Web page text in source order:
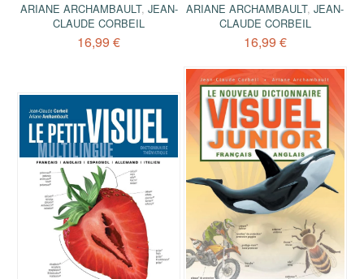
ARIANE ARCHAMBAULT, JEAN-
CLAUDE CORBEIL
16,99 €
ARIANE ARCHAMBAULT,JEAN-
CLAUDE CORBEIL
16,99 €